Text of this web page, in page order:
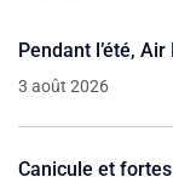
Pendant l’été,
3 août 2026
Canicule et